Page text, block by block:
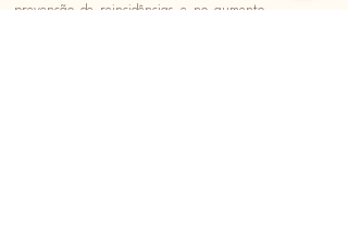
prevenção de reincidências e no aumento